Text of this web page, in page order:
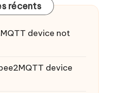
récents
device not
device